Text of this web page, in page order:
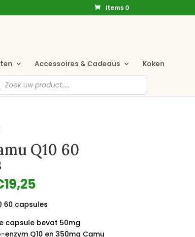
Items 0
Accessoires & Cadeaus Koken
Q10 60
prijs
19,25Huidige
is:
€19,25.
60 capsules
capsule bevat 50mg
Q10 en 350mg Camu